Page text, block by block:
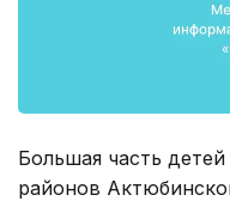
Большая часть
районов